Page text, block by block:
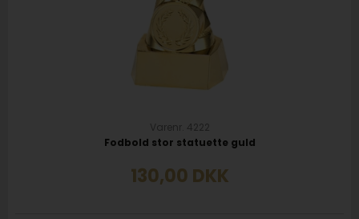
Varenr. 4222
Fodbold stor statuette guld
130,00 DKK